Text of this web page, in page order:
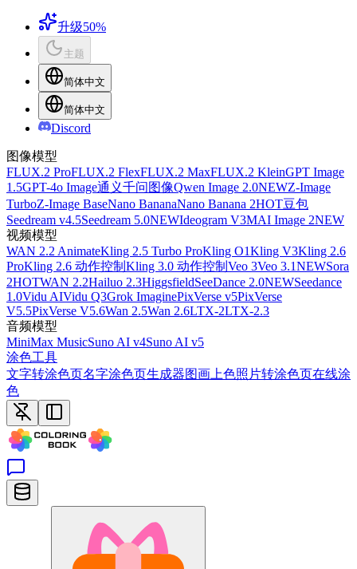
升级50%
主题
简体中文
简体中文
Discord
图像模型
FLUX.2 ProFLUX.2 FlexFLUX.2 MaxFLUX.2 KleinGPT Image
1.5GPT-4o Image通义千问图像Qwen Image 2.0NEWZ-Image
TurboZ-Image BaseNano BananaNano Banana 2HOT豆包
Seedream v4.5Seedream 5.0NEWIdeogram V3MAI Image 2NEW
视频模型
WAN 2.2 AnimateKling 2.5 Turbo ProKling O1Kling V3Kling 2.6
ProKling 2.6 动作控制 Kling 3.0 动作控制 Veo 3Veo 3.1NEWSora
2HOTWAN 2.2Hailuo 2.3HiggsfieldSeeDance 2.0NEWSeedance
1.0Vidu AIVidu Q3Grok ImaginePixVerse v5PixVerse
V5.5PixVerse V5.6Wan 2.5Wan 2.6LTX-2LTX-2.3
音频模型
MiniMax MusicSuno AI v4Suno AI v5
涂色工具
文字转涂色页名字涂色页生成器图画上色照片转涂色页在线涂
色